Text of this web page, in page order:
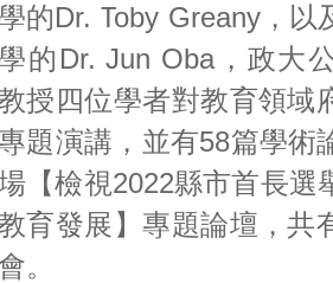
的Dr. Toby Greany，以
的Dr. Jun Oba，政大
授四位學者對教育領域
題演講，並有58篇學術
【檢視2022縣市首長選
育發展】專題論壇，共
會。